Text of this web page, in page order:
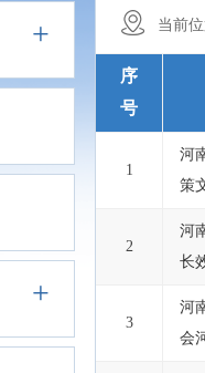
+
+
当前
序
号
1
河
策
2
河
长
3
河
会